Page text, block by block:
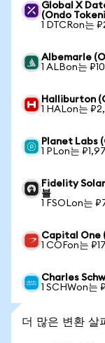
Global X
(Ondo
1 DTCRon는
Albemarle
1 ALBon는
Halliburton
1 HALon는
Planet Labs
1 PLon는
Fidelity
블
1 FSOLon는
Capital One
1 COFon는
Charles
1 SCHWon는
더 많은 변환 살